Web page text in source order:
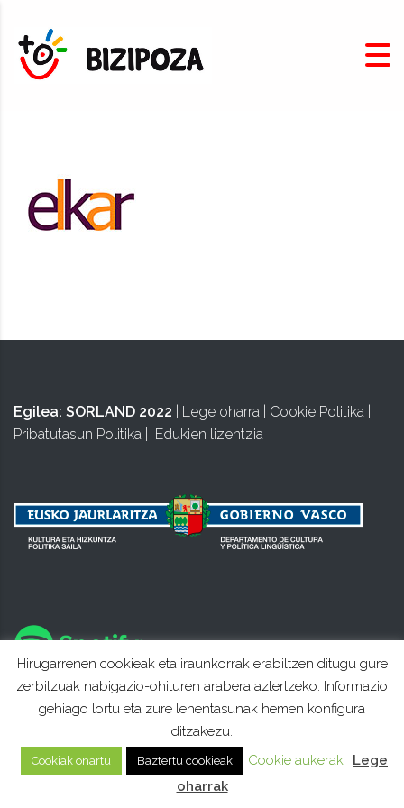
Egilea: SORLAND 2022 Lege oharra Cookie Politika
Pribatutasun Politika
Edukien lizentzia
Hirugarrenen cookieak eta iraunkorrak erabiltzen ditugu gure
zerbitzuak nabigazio-ohituren arabera aztertzeko. Informazio
gehiago lortu eta zure lehentasunak hemen konfigura
ditzakezu.
Cookiak onartu Baztertu cookieak Cookie aukerak
Lege
oharrak